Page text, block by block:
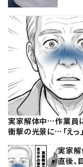
実家解体中…作業員
衝撃の光景に…「えっ」
実家
直後、